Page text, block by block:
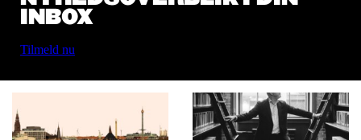
INBOX
Tilmeld nu